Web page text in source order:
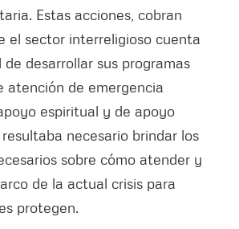
Estas acciones, cobran
el sector interreligioso cuenta
desarrollar sus programas
atención de emergencia
espiritual y de apoyo
necesario brindar los
sobre cómo atender y
de la actual crisis para
protegen.